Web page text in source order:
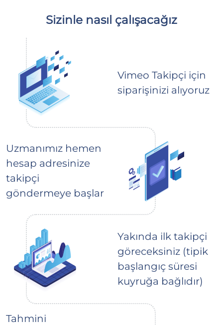
Sizinle nasıl çalışacağız
Vimeo Takipçi için
siparişinizi alıyoruz
Uzmanımız hemen
hesap adresinize
takipçi
göndermeye başlar
Yakında ilk takipçi
göreceksiniz (tipik
başlangıç süresi
kuyruğa bağlıdır)
Tahmini